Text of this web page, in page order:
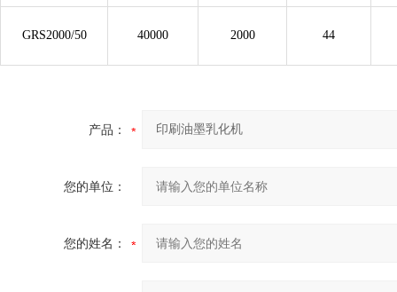
GRS2000/50 40000 2000 44
产品：
您的单位：
您的姓名：